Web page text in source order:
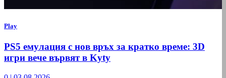
Play
PS5 емулация с нов връх за кратко време: 3D
игри вече вървят в Kyty